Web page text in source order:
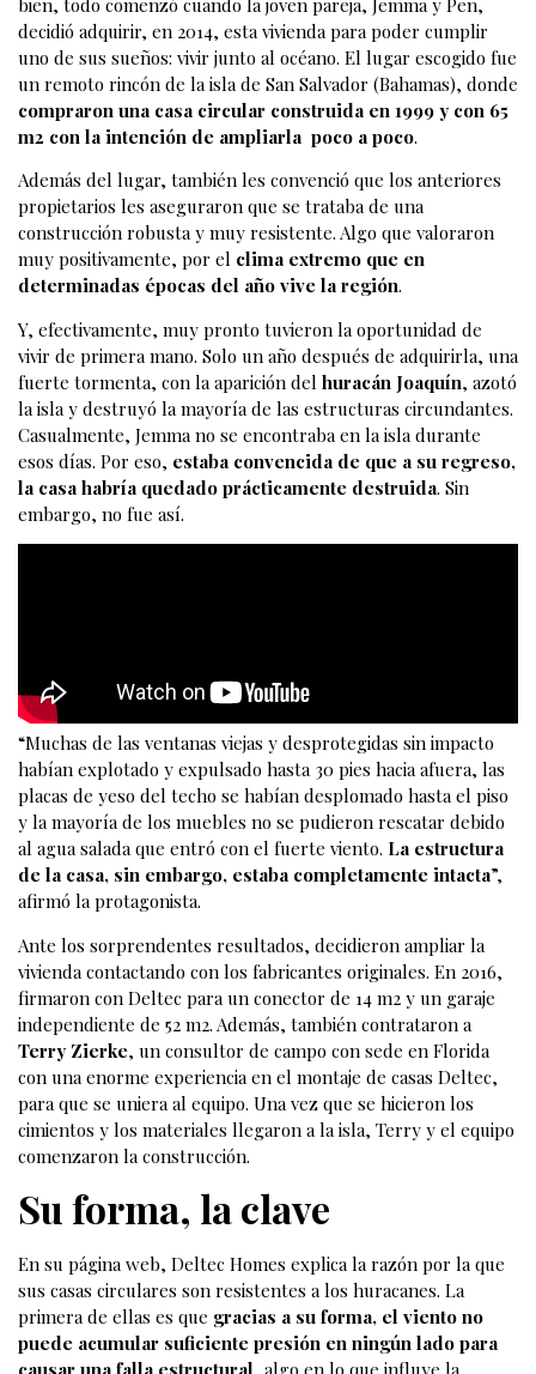
bien, todo comenzó cuando la joven pareja, Jemma y Pen,
decidió adquirir, en 2014, esta vivienda para poder cumplir
uno de sus sueños: vivir junto al océano. El lugar escogido fue
un remoto rincón de la isla de San Salvador (Bahamas), donde
compraron una casa circular construida en 1999 y con 65
m2 con la intención de ampliarla poco a poco.
Además del lugar, también les convenció que los anteriores
propietarios les aseguraron que se trataba de una
construcción robusta y muy resistente. Algo que valoraron
muy positivamente, por el clima extremo que en
determinadas épocas del año vive la región.
Y, efectivamente, muy pronto tuvieron la oportunidad de
vivir de primera mano. Solo un año después de adquirirla, una
fuerte tormenta, con la aparición del huracán Joaquín, azotó
la isla y destruyó la mayoría de las estructuras circundantes.
Casualmente, Jemma no se encontraba en la isla durante
esos días. Por eso, estaba convencida de que a su regreso,
la casa habría quedado prácticamente destruida. Sin
embargo, no fue así.
“Muchas de las ventanas viejas y desprotegidas sin impacto
habían explotado y expulsado hasta 30 pies hacia afuera, las
placas de yeso del techo se habían desplomado hasta el piso
y la mayoría de los muebles no se pudieron rescatar debido
al agua salada que entró con el fuerte viento. La estructura
de la casa, sin embargo, estaba completamente intacta”,
afirmó la protagonista.
Ante los sorprendentes resultados, decidieron ampliar la
vivienda contactando con los fabricantes originales. En 2016,
firmaron con Deltec para un conector de 14 m2 y un garaje
independiente de 52 m2. Además, también contrataron a
Terry Zierke, un consultor de campo con sede en Florida
con una enorme experiencia en el montaje de casas Deltec,
para que se uniera al equipo. Una vez que se hicieron los
cimientos y los materiales llegaron a la isla, Terry y el equipo
comenzaron la construcción.
Su forma, la clave
En su página web, Deltec Homes explica la razón por la que
sus casas circulares son resistentes a los huracanes. La
primera de ellas es que gracias a su forma, el viento no
puede acumular suficiente presión en ningún lado para
causar una falla estructural , algo en lo que influye la